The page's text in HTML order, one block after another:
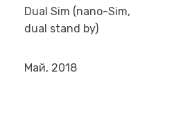
Dual Sim (nano-Sim,
dual stand by)
Май, 2018